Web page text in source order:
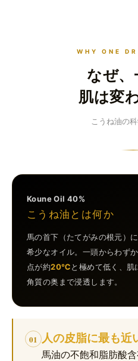
WHY ONE
なぜ
肌は変
こうね油の
Koune Oil 40%
こうね油とは何か
馬の首下（たてがみの根元）
希少なオイル。一頭からわずか
点が約20℃と極めて低く、肌
角質の奥まで浸透します。
01 人の皮脂に最も近
馬油の不飽和脂肪酸